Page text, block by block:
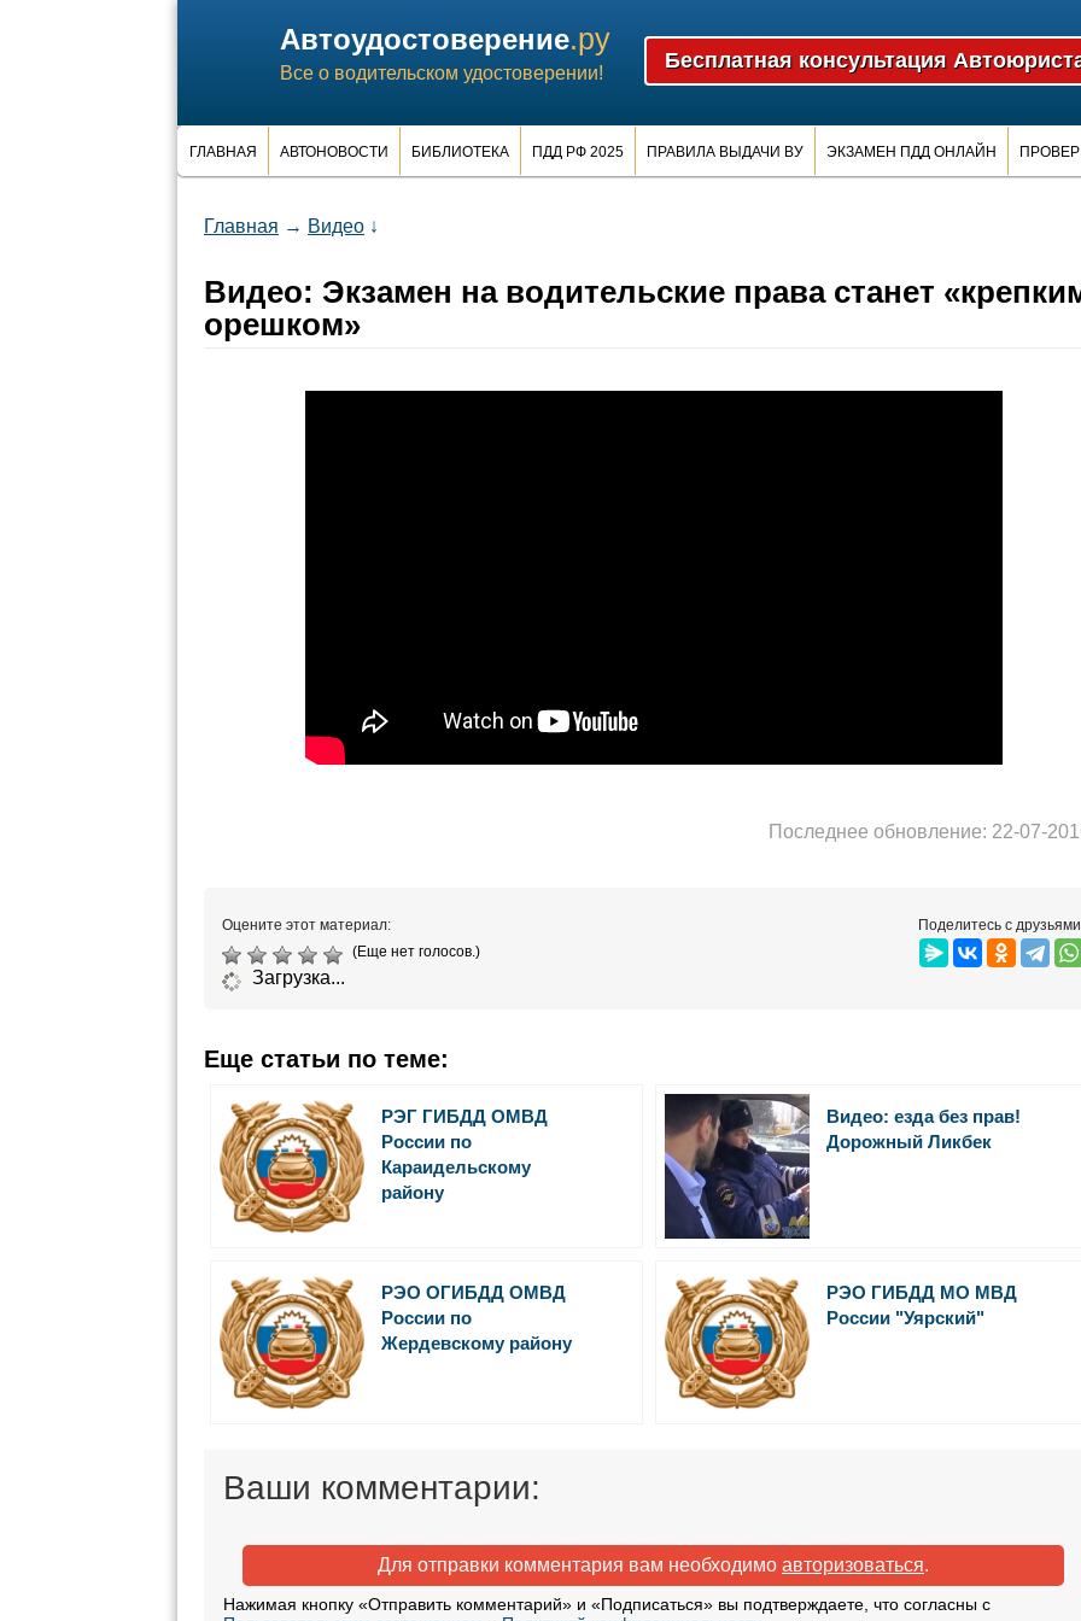
Автоудостоверение.ру
Все о водительском удостоверении!
ГЛАВНАЯ АВТОНОВОСТИ БИБЛИОТЕКА ПДД РФ 2025 ПРАВИЛА ВЫДАЧИ ВУ ЭКЗАМЕН ПДД ОНЛАЙН
Главная → Видео ↓
Видео: Экзамен на водительские права станет
орешком»
Последнее обновление: 22-07-
Оцените этот материал:
(Еще нет голосов.)
Загрузка...
Поделитесь с
Еще статьи по теме:
РЭГ ГИБДД ОМВД
России по
Караидельскому
району
Видео: езда без прав!
Дорожный Ликбек
РЭО ОГИБДД ОМВД
России по
Жердевскому району
РЭО ГИБДД МО МВД
России "Уярский"
Ваши комментарии:
Для отправки комментария вам необходимо авторизоваться.
Нажимая кнопку «Отправить комментарий» и «Подписаться» вы подтверждаете, что согласны с